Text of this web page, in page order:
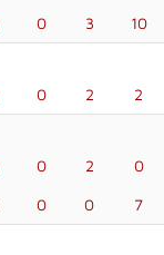
0 3 10
0 2 2
0 2 0
0 0 7